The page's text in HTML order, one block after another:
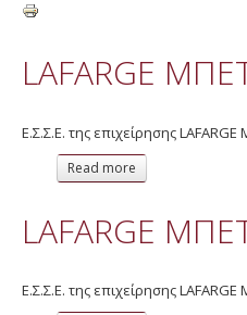
LAFARGE
Ε.Σ.Σ.Ε. της επιχείρησης
Read more
LAFARGE
Ε.Σ.Σ.Ε. της επιχείρησης